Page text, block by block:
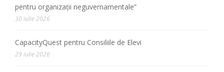
pentru organizații neguvernamentale”
30 iulie 2026
CapacityQuest pentru Consiliile de Elevi
29 iulie 2026